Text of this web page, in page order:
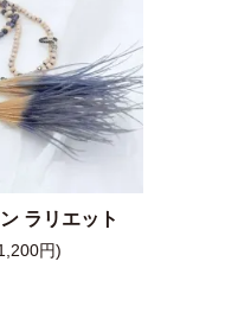
ラリエット
円)